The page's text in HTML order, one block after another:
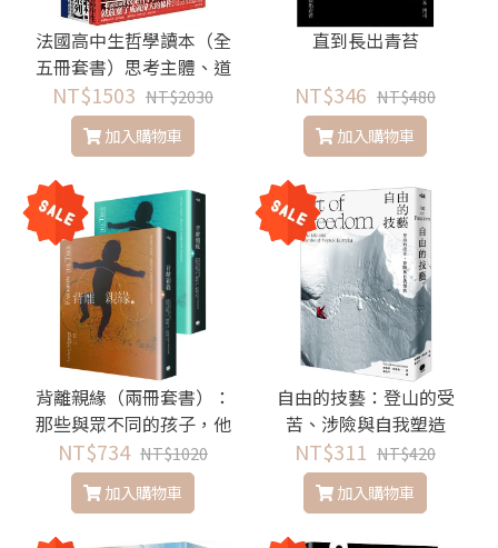
法國高中生哲學讀本（全
五冊套書）思考主體、道
德、政治、文化、理性與
真實的啟蒙之路
NT$1503 NT$2030
加入購物車
直到長出青苔
NT$346 NT$480
加入購物車
背離親緣（兩冊套書）：
那些與眾不同的孩子，他
們的父母，以及他們尋找
身分認同的故事
NT$734 NT$1020
加入購物車
自由的技藝：登山的受
苦、涉險與自我塑造
NT$311 NT$420
加入購物車